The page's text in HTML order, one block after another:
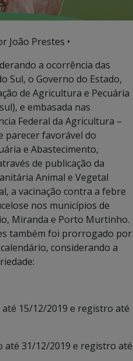
João Prestes •
a ocorrência das
Sul, o Governo do Estado,
de Agricultura e Pecuária
e embasada nas
Federal da Agricultura –
parecer favorável do
e Abastecimento,
de publicação da
Animal e Vegetal
a vacinação contra a febre
nos municípios de
Miranda e Porto Murtinho.
também foi prorrogado por
considerando a
até 15/12/2019 e registro até
até 31/12/2019 e registro até